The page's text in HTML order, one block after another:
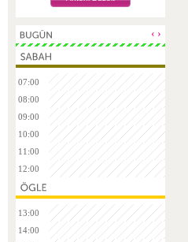
‹ ›
07:00
08:00
09:00
10:00
11:00
12:00
13:00
14:00